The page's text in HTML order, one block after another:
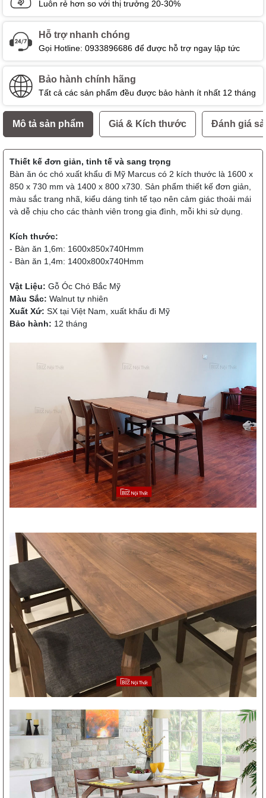
Luôn rẻ hơn so với thị trưởng 20-30%
Hỗ trợ nhanh chóng
Gọi Hotline: 0933896686 để được hỗ trợ ngay lập tức
Bảo hành chính hãng
Tất cả các sản phẩm đều được bảo hành ít nhất 12 tháng
Mô tả sản phẩm Giá & Kích thước Đánh giá
Thiết kế đơn giản, tinh tế và sang trọng
Bàn ăn óc chó xuất khẩu đi Mỹ Marcus có 2 kích thước là 1600 x
850 x 730 mm và 1400 x 800 x730. Sản phẩm thiết kế đơn giản,
màu sắc trang nhã, kiểu dáng tinh tế tạo nên cảm giác thoải mái
và dễ chịu cho các thành viên trong gia đình, mỗi khi sử dụng.
Kích thước:
- Bàn ăn 1,6m: 1600x850x740Hmm
- Bàn ăn 1,4m: 1400x800x740Hmm
Vật Liệu: Gỗ Óc Chó Bắc Mỹ
Màu Sắc: Walnut tự nhiên
Xuất Xứ: SX tại Việt Nam, xuất khẩu đi Mỹ
Bảo hành: 12 tháng